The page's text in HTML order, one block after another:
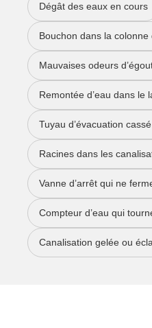
Dégât des eaux en cours
Bouchon dans la colonne
Mauvaises odeurs
Remontée d’eau dans le
Tuyau d’évacuation
Racines dans les
Vanne d’arrêt qui ne
Compteur d’eau qui
Canalisation gelée ou